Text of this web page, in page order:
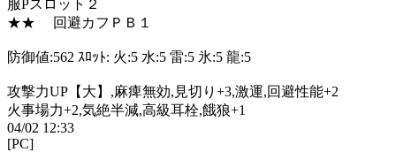
服Pスロット２
★★ 回避カフＰＢ１
防御値:562 ｽﾛｯﾄ: 火:5 水:5 雷:5 氷:5 龍:5
攻撃力UP【大】,麻痺無効,見切り+3,激運,回避性能+2
火事場力+2,気絶半減,高級耳栓,餓狼+1
04/02 12:33
[PC]